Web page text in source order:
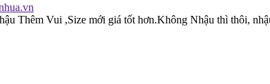
Thêm Vui ,Size mới giá tốt hơn.Không Nhậu thì thôi,